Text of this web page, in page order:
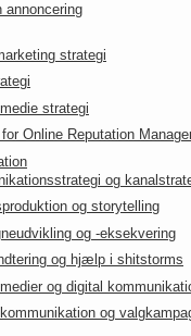
annoncering
strategi
strategi
Online Reputation
og
og storytelling
og -eksekvering
og hjælp i shitstorms
og digital
og